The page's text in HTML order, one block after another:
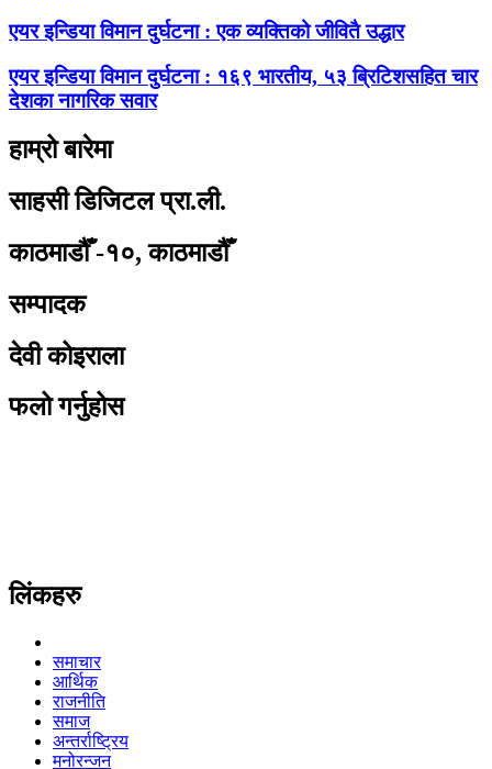
एयर इन्डिया विमान दुर्घटना : एक व्यक्तिको जीवितै उद्धार
एयर इन्डिया विमान दुर्घटना : १६९ भारतीय, ५३ ब्रिटिशसहित चार
देशका नागरिक सवार
हाम्रो बारेमा
साहसी डिजिटल प्रा.ली.
काठमाडौँ -१०, काठमाडौँ
सम्पादक
देवी कोइराला
फलो गर्नुहोस
लिंकहरु
समाचार
आर्थिक
राजनीति
समाज
अन्तर्राष्ट्रिय
मनोरन्जन